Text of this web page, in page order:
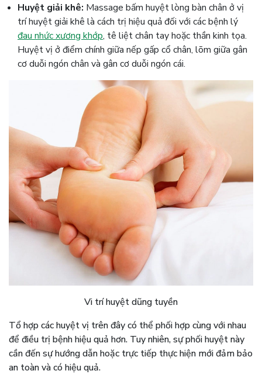
Huyệt giải khê: Massage bấm huyệt lòng bàn chân ở vị
trí huyệt giải khê là cách trị hiệu quả đối với các bệnh lý
đau nhức xương khớp, tê liệt chân tay hoặc thần kinh tọa.
Huyệt vị ở điểm chính giữa nếp gấp cổ chân, lõm giữa gân
cơ duỗi ngón chân và gân cơ duỗi ngón cái.
Vi trí huyệt dũng tuyền
Tổ hợp các huyệt vị trên đây có thể phối hợp cùng với nhau
để điều trị bệnh hiệu quả hơn. Tuy nhiên, sự phối huyệt này
cần đến sự hướng dẫn hoặc trực tiếp thực hiện mới đảm bảo
an toàn và có hiệu quả.